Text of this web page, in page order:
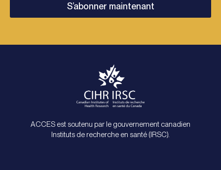
S’abonner maintenant
ACCES est soutenu par le gouvernement canadien
Instituts de recherche en santé (IRSC).